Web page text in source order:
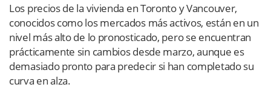
Los precios de la vivienda en Toronto y Vancouver,
conocidos como los mercados más activos, están en un
nivel más alto de lo pronosticado, pero se encuentran
prácticamente sin cambios desde marzo, aunque es
demasiado pronto para predecir si han completado su
curva en alza.